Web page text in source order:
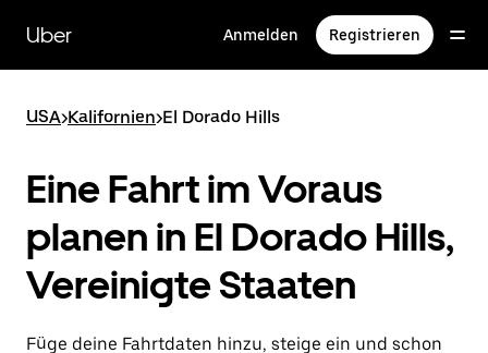
zum
Hauptinhalt
Uber Anmelden Registrieren
USA>Kalifornien>El Dorado Hills
Eine Fahrt im Voraus
planen in El Dorado Hills,
Vereinigte Staaten
Füge deine Fahrtdaten hinzu, steige ein und schon